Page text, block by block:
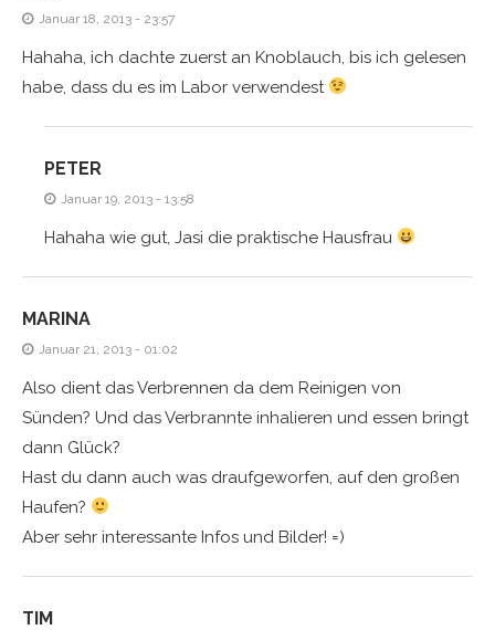
Januar 18, 2013 - 23:57
Hahaha, ich dachte zuerst an Knoblauch, bis ich gelesen
habe, dass du es im Labor verwendest
PETER
Januar 19, 2013 - 13:58
Hahaha wie gut, Jasi die praktische Hausfrau
MARINA
Januar 21, 2013 - 01:02
Also dient das Verbrennen da dem Reinigen von
Sünden? Und das Verbrannte inhalieren und essen bringt
dann Glück?
Hast du dann auch was draufgeworfen, auf den großen
Haufen?
Aber sehr interessante Infos und Bilder! =)
TIM